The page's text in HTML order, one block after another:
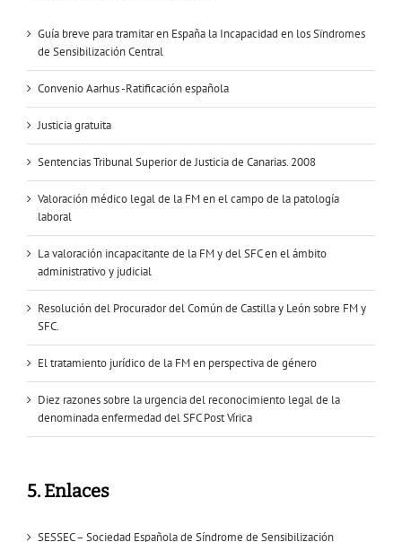
Guía breve para tramitar en España la Incapacidad en los Sïndromes
de Sensibilización Central
Convenio Aarhus -Ratificación española
Justicia gratuita
Sentencias Tribunal Superior de Justicia de Canarias. 2008
Valoración médico legal de la FM en el campo de la patología
laboral
La valoración incapacitante de la FM y del SFC en el ámbito
administrativo y judicial
Resolución del Procurador del Común de Castilla y León sobre FM y
SFC.
El tratamiento jurídico de la FM en perspectiva de género
Diez razones sobre la urgencia del reconocimiento legal de la
denominada enfermedad del SFC Post Vírica
5. Enlaces
SESSEC – Sociedad Española de Síndrome de Sensibilización